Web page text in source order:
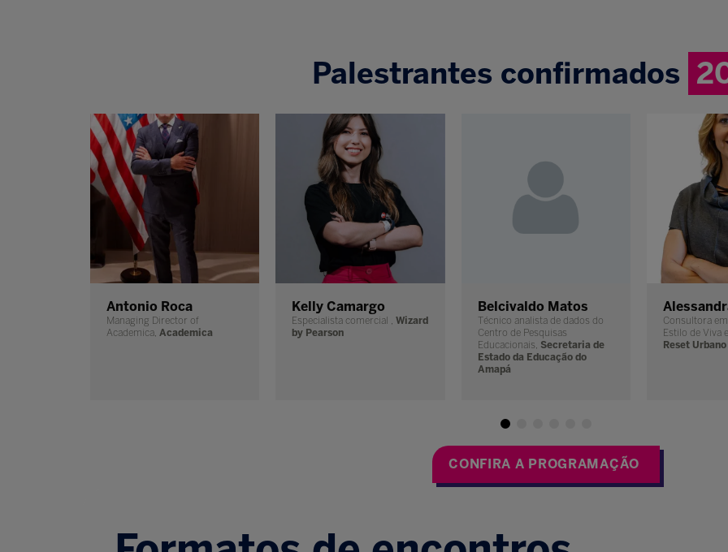
Palestrantes confirmados
Antonio Roca
Managing Director of
Academica, Academica
Kelly Camargo
Especialista comercial ,Wizard
by Pearson
Belcivaldo Matos
Técnico analista de dados do
Centro de Pesquisas
Educacionais, Secretaria de
Estado da Educação do
Amapá
Consultora
Estilo de Viva
Reset Urbano
CONFIRA A PROGRAMAÇÃO